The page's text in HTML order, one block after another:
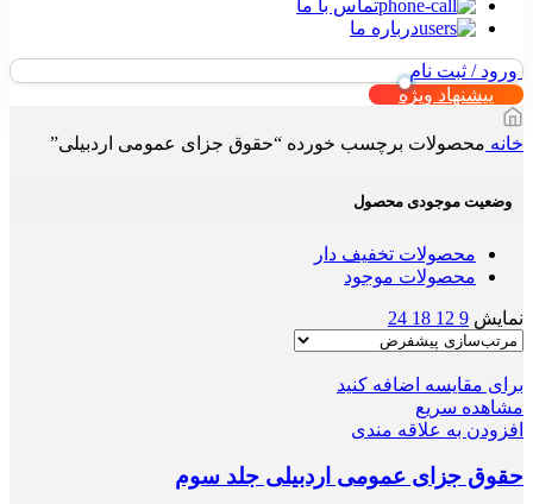
تماس با ما
درباره ما
ورود / ثبت نام
پیشنهاد ویژه
خانه محصولات برچسب خورده “حقوق جزای عمومی اردبیلی”
وضعیت موجودی محصول
محصولات تخفیف دار
محصولات موجود
نمایش 9
12
18
24
برای مقایسه اضافه کنید
مشاهده سریع
افزودن به علاقه مندی
حقوق جزای عمومی اردبیلی جلد سوم